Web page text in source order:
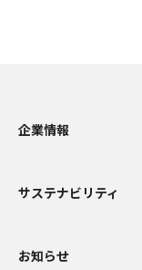
企業情報
サステナビリティ
お知らせ